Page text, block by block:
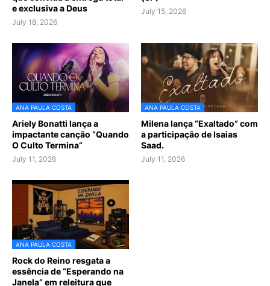
e exclusiva a Deus
July 18, 2026
July 15, 2026
ANA PAULA COSTA
Ariely Bonatti lança a
impactante canção “Quando
O Culto Termina”
July 11, 2026
ANA PAULA COSTA
Milena lança “Exaltado” com
a participação de Isaias
Saad.
July 11, 2026
ANA PAULA COSTA
Rock do Reino resgata a
essência de “Esperando na
Janela” em releitura que